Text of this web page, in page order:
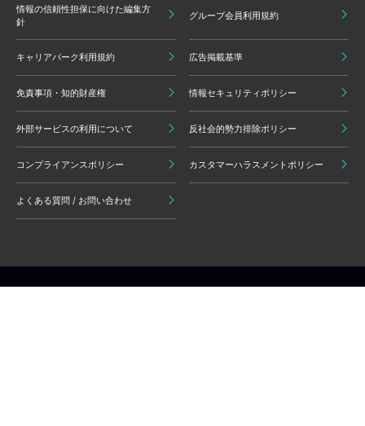
情報の信頼性担保に向けた編集方
針
グループ会員利用規約
キャリアパーク利用規約 広告掲載基準
免責事項・知的財産権 情報セキュリティポリシー
外部サービスの利用について 反社会的勢力排除ポリシー
コンプライアンスポリシー カスタマーハラスメントポリシー
よくある質問 / お問い合わせ